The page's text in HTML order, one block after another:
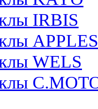
IRBIS
WELS